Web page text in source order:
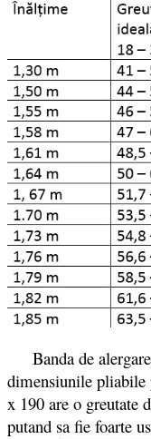
Banda de
dimensiunile
x 190 are o greutate
putand sa fie foarte